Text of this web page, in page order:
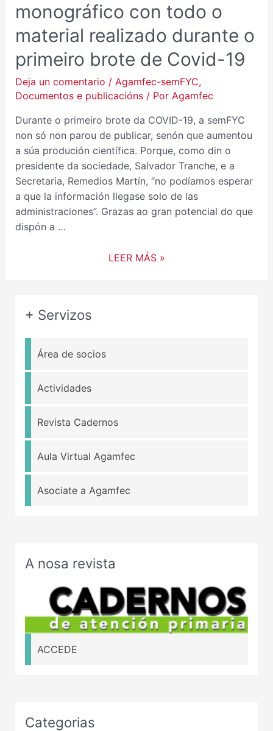
monográfico con todo o
material realizado durante o
primeiro brote de Covid-19
Deja un comentario / Agamfec-semFYC,
Documentos e publicacións/ Por Agamfec
Durante o primeiro brote da COVID-19, a semFYC
non só non parou de publicar, senón que aumentou
a súa produción científica. Porque, como din o
presidente da sociedade, Salvador Tranche, e a
Secretaria, Remedios Martín, “no podíamos esperar
a que la información llegase solo de las
administraciones”. Grazas ao gran potencial do que
dispón a …
DURANTE
O
PRIMEIRO
BROTE
DE
COVID-
LEER MÁS »
+ Servizos
Área de socios
Actividades
Revista Cadernos
Aula Virtual Agamfec
Asociate a Agamfec
A nosa revista
ACCEDE
Categorias